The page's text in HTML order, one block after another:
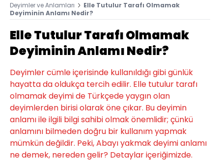
Deyimler ve Anlamları
Elle Tutulur Tarafı Olmamak
Deyiminin Anlamı Nedir?
Elle Tutulur Tarafı Olmamak
Deyiminin Anlamı Nedir?
Deyimler cümle içerisinde kullanıldığı gibi günlük
hayatta da oldukça tercih edilir. Elle tutulur tarafı
olmamak deyimi de Türkçede yaygın olan
deyimlerden birisi olarak öne çıkar. Bu deyimin
anlamı ile ilgili bilgi sahibi olmak önemlidir; çünkü
anlamını bilmeden doğru bir kullanım yapmak
mümkün değildir. Peki, Abayı yakmak deyimi anlamı
ne demek, nereden gelir? Detaylar içeriğimizde.